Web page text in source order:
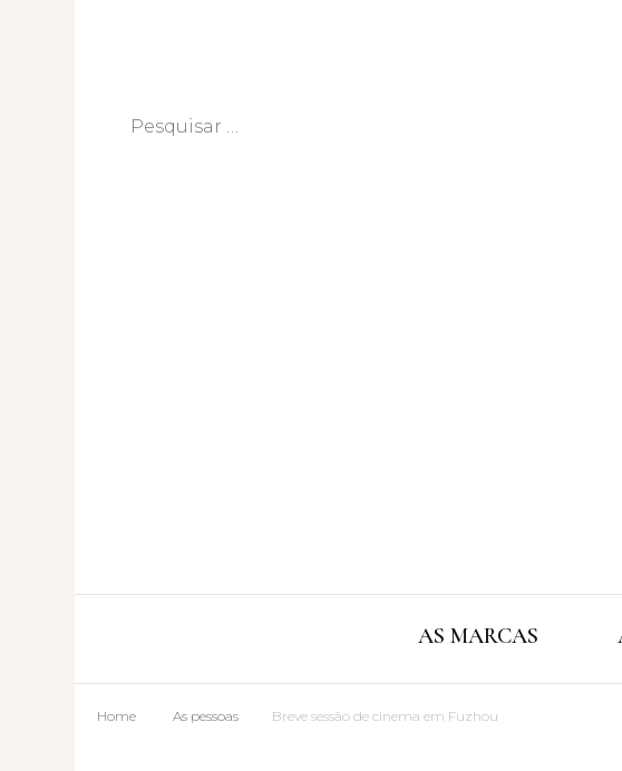
Pesquisar
AS MARCAS
Home As pessoas Breve sessão de cinema em Fuzhou